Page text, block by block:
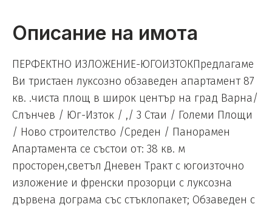
Описание на имота
ПЕРФЕКТНО ИЗЛОЖЕНИЕ-ЮГОИЗТОКПредлагаме
Ви тристаен луксозно обзаведен апартамент 87
кв. .чиста площ в широк център на град Варна/
Слънчев / Юг-Изток / ,/ 3 Стаи / Големи Площи
/ Ново строителство /Среден / Панорамен
Апартамента се състои от: 38 кв. м
просторен,светъл Дневен Тракт с югоизточно
изложение и френски прозорци с луксозна
дървена дограма със стъклопакет; Обзаведен с